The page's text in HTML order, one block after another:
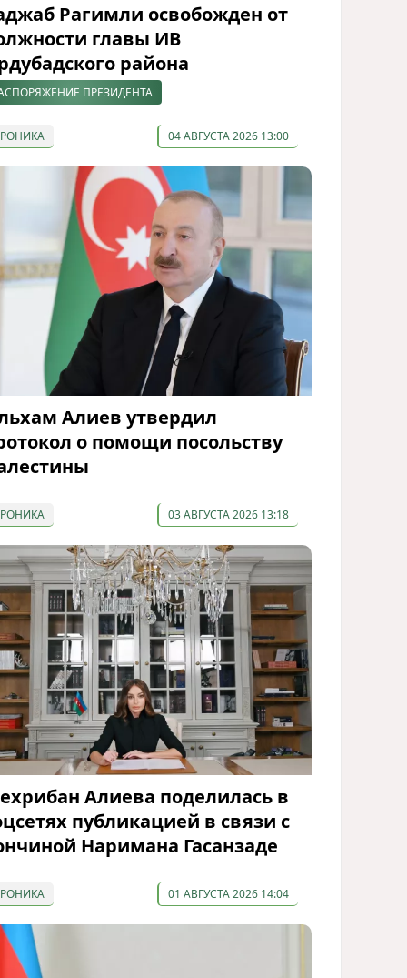
Рагимли освобожден от
главы ИВ
района
ПРЕЗИДЕНТА
04 АВГУСТА 2026 13:00
Алиев утвердил
о помощи посольству
03 АВГУСТА 2026 13:18
Алиева поделилась в
публикацией в связи с
Наримана Гасанзаде
01 АВГУСТА 2026 14:04